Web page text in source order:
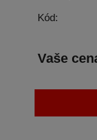
Kód:
Vaše